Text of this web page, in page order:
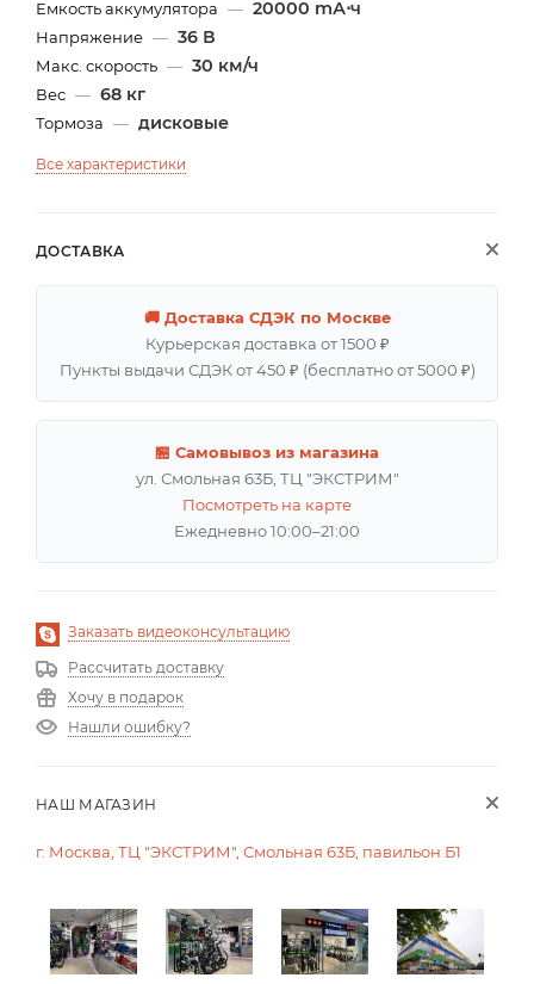
Емкость аккумулятора — 20000 mА⋅ч
Напряжение — 36 В
Макс. скорость — 30 км/ч
Вес — 68 кг
Тормоза — дисковые
Все характеристики
ДОСТАВКА
🚚 Доставка СДЭК по Москве
Курьерская доставка от 1500 ₽
Пункты выдачи СДЭК от 450 ₽ (бесплатно от 5000 ₽)
🏪 Самовывоз из магазина
ул. Смольная 63Б, ТЦ "ЭКСТРИМ"
Посмотреть на карте
Ежедневно 10:00–21:00
Заказать видеоконсультацию
Рассчитать доставку
Хочу в подарок
Нашли ошибку?
НАШ МАГАЗИН
г. Москва, ТЦ "ЭКСТРИМ", Смольная 63Б, павильон Б1